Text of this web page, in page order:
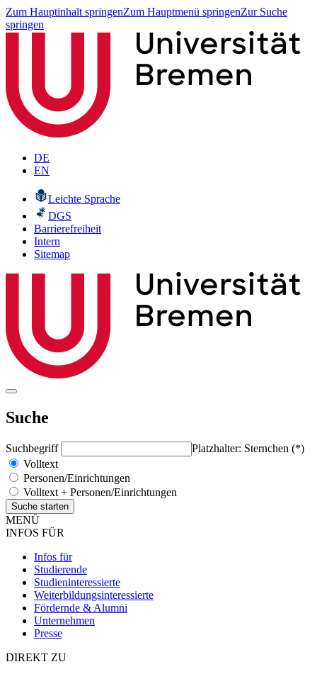
Zum Hauptinhalt springenZum Hauptmenü springenZur Suche
springen
DE
EN
Leichte Sprache
DGS
Barrierefreiheit
Intern
Sitemap
Suche
Suchbegriff
Platzhalter: Sternchen (*)
Volltext
Personen/Einrichtungen
Volltext + Personen/Einrichtungen
MENÜ
INFOS FÜR
Infos für
Studierende
Studieninteressierte
Weiterbildungsinteressierte
Fördernde & Alumni
Unternehmen
Presse
DIREKT ZU